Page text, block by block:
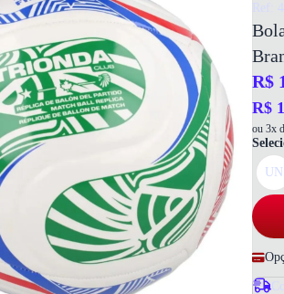
Ref:
R$
R$
ou 3x
UN